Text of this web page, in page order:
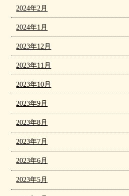
2024年2月
2024年1月
2023年12月
2023年11月
2023年10月
2023年9月
2023年8月
2023年7月
2023年6月
2023年5月